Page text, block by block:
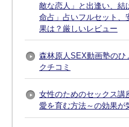
敵な恋人」と出逢い、結
命占」占いフルセット、
果は？厳しいレビュー
森林原人SEX動画塾の
クチコミ
女性のためのセックス講
愛を育む方法～の効果が